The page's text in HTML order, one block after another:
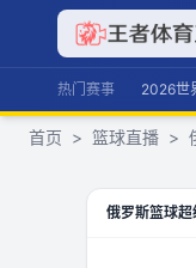
热门赛事 2026世
首页 > 篮球直播 >
麦特鲁格马格尼托
俄罗斯篮球超